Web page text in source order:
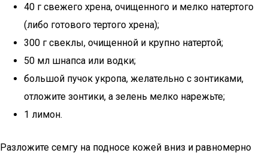
40 г свежего хрена, очищенного и мелко натертого
(либо готового тертого хрена);
300 г свеклы, очищенной и крупно натертой;
50 мл шнапса или водки;
большой пучок укропа, желательно с зонтиками,
отложите зонтики, а зелень мелко нарежьте;
1 лимон.
Разложите семгу на подносе кожей вниз и равномерно